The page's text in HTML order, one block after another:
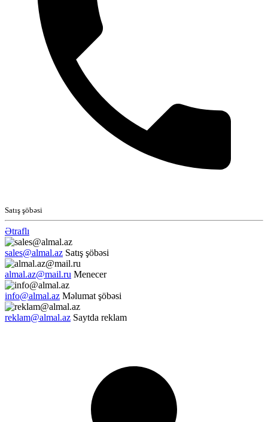
Satış şöbəsi
Ətraflı
sales@almal.az Satış şöbəsi
almal.az@mail.ru Menecer
info@almal.az Məlumat şöbəsi
reklam@almal.az Saytda reklam